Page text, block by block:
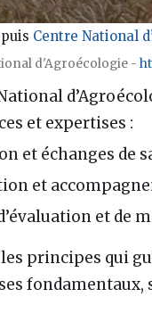
Centre National
,rechercher
d'Agroécologie -
et expertises :
et échanges de
et
et de
principes qui
fondamentaux,